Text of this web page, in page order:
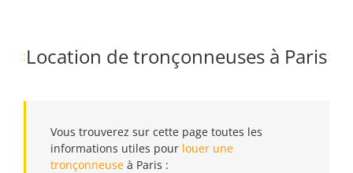
Location de tronçonneuses à Paris
Vous trouverez sur cette page toutes les
informations utiles pour louer une
tronçonneuse à Paris :